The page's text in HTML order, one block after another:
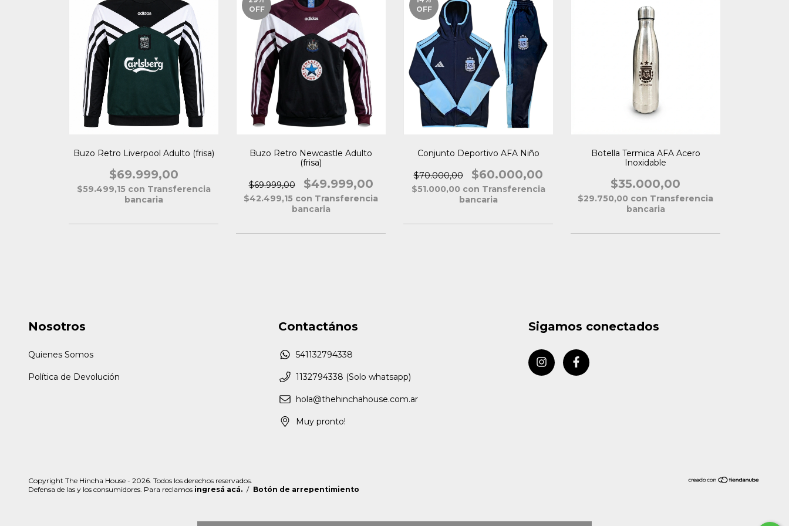
Buzo Retro Liverpool Adulto (frisa)
$69.999,00
$59.499,15 con Transferencia
bancaria
OFF
Buzo Retro Newcastle Adulto
(frisa)
$69.999,00 $49.999,00
$42.499,15 con Transferencia
bancaria
OFF
Conjunto Deportivo AFA Niño
$70.000,00 $60.000,00
$51.000,00 con Transferencia
bancaria
Botella Termica AFA Acero
Inoxidable
$35.000,00
$29.750,00 con Transferencia
bancaria
Nosotros
Quienes Somos
Política de Devolución
Contactános
541132794338
1132794338 (Solo whatsapp)
hola@thehinchahouse.com.ar
Muy pronto!
Sigamos conectados
Copyright The Hincha House - 2026. Todos los derechos reservados.
Defensa de las y los consumidores. Para reclamos ingresá acá. / Botón de arrepentimiento